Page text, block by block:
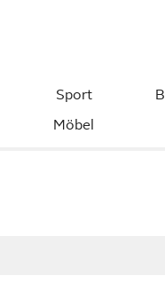
Sport
Möbel